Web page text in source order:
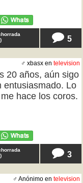
) 5
♂ xbasx en television
20 años, aún sigo
entusiasmado. Lo
hace los coros.
) 3
♂ Anónimo en television